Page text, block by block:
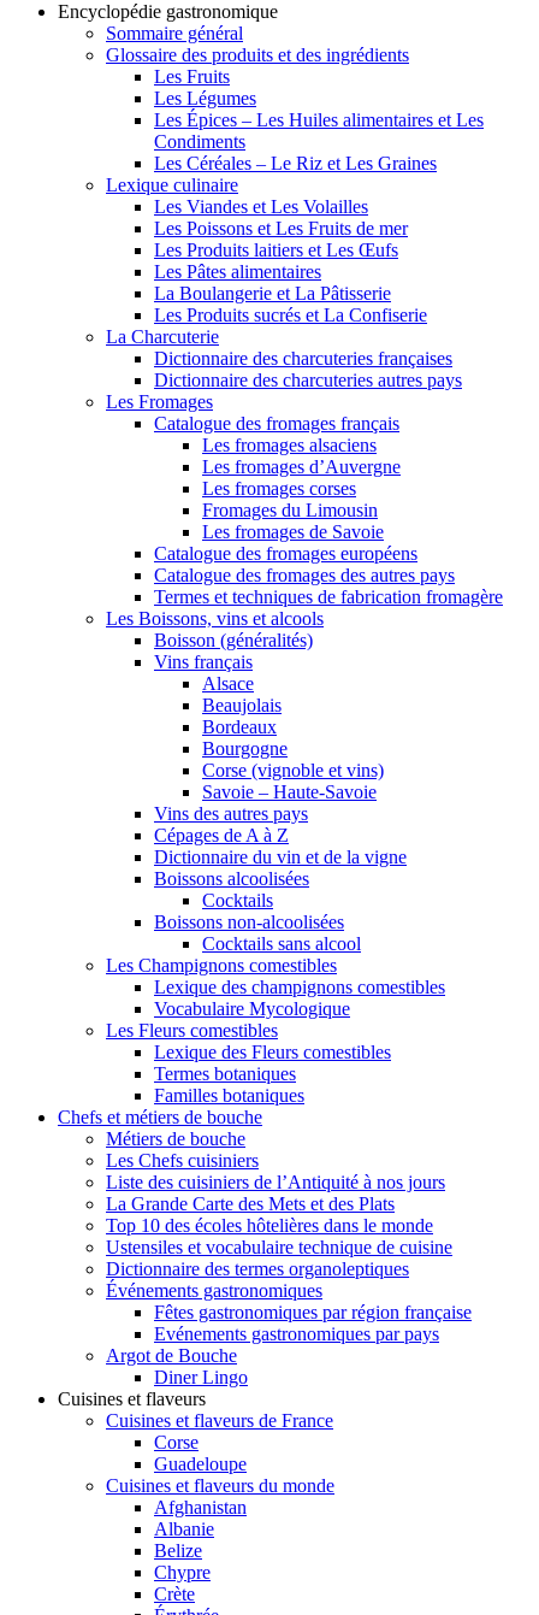
Encyclopédie gastronomique
Sommaire général
Glossaire des produits et des ingrédients
Les Fruits
Les Légumes
Les Épices – Les Huiles alimentaires et Les
Condiments
Les Céréales – Le Riz et Les Graines
Lexique culinaire
Les Viandes et Les Volailles
Les Poissons et Les Fruits de mer
Les Produits laitiers et Les Œufs
Les Pâtes alimentaires
La Boulangerie et La Pâtisserie
Les Produits sucrés et La Confiserie
La Charcuterie
Dictionnaire des charcuteries françaises
Dictionnaire des charcuteries autres pays
Les Fromages
Catalogue des fromages français
Les fromages alsaciens
Les fromages d’Auvergne
Les fromages corses
Fromages du Limousin
Les fromages de Savoie
Catalogue des fromages européens
Catalogue des fromages des autres pays
Termes et techniques de fabrication fromagère
Les Boissons, vins et alcools
Boisson (généralités)
Vins français
Alsace
Beaujolais
Bordeaux
Bourgogne
Corse (vignoble et vins)
Savoie – Haute-Savoie
Vins des autres pays
Cépages de A à Z
Dictionnaire du vin et de la vigne
Boissons alcoolisées
Cocktails
Boissons non-alcoolisées
Cocktails sans alcool
Les Champignons comestibles
Lexique des champignons comestibles
Vocabulaire Mycologique
Les Fleurs comestibles
Lexique des Fleurs comestibles
Termes botaniques
Familles botaniques
Chefs et métiers de bouche
Métiers de bouche
Les Chefs cuisiniers
Liste des cuisiniers de l’Antiquité à nos jours
La Grande Carte des Mets et des Plats
Top 10 des écoles hôtelières dans le monde
Ustensiles et vocabulaire technique de cuisine
Dictionnaire des termes organoleptiques
Événements gastronomiques
Fêtes gastronomiques par région française
Evénements gastronomiques par pays
Argot de Bouche
Diner Lingo
Cuisines et flaveurs
Cuisines et flaveurs de France
Corse
Guadeloupe
Cuisines et flaveurs du monde
Afghanistan
Albanie
Belize
Chypre
Crète